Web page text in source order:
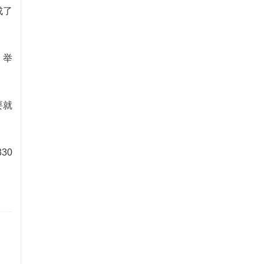
举
就